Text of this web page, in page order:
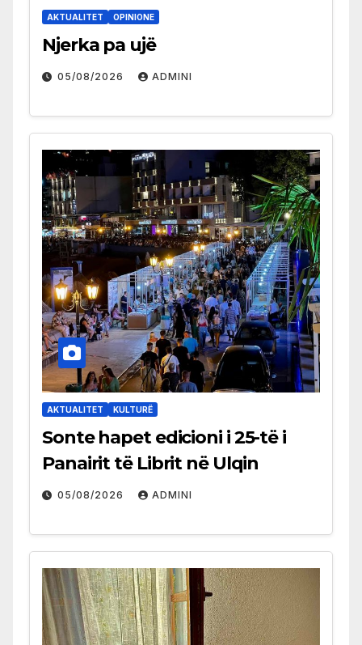
AKTUALITET OPINIONE
Njerka pa ujë
05/08/2026 ADMINI
AKTUALITET KULTURË
Sonte hapet edicioni i 25-të i
Panairit të Librit në Ulqin
05/08/2026 ADMINI